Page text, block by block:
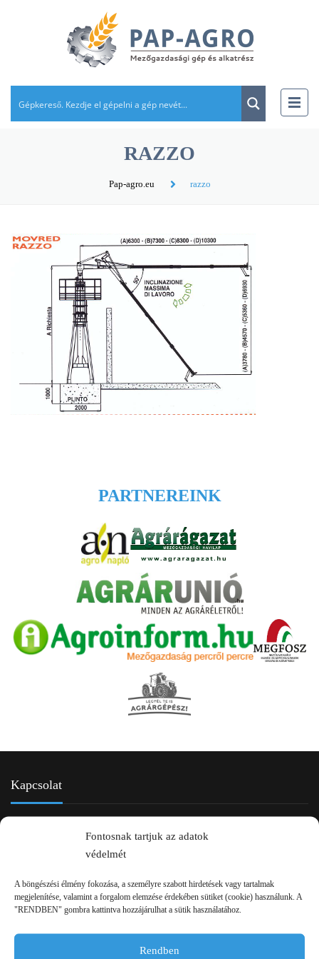
Fontosnak tartjuk az adatok
védelmét
A böngészési élmény fokozása, a személyre szabott hirdetések vagy tartalmak
megjelenítése, valamint a forgalom elemzése érdekében sütiket (cookie) használunk. A
"RENDBEN" gombra kattintva hozzájárulhat a sütik használatához.
Rendben
RAZZO
Pap-agro.eu razzo
PARTNEREINK
Kapcsolat
2750 Nagykőrös Alsójárás d. 1/a